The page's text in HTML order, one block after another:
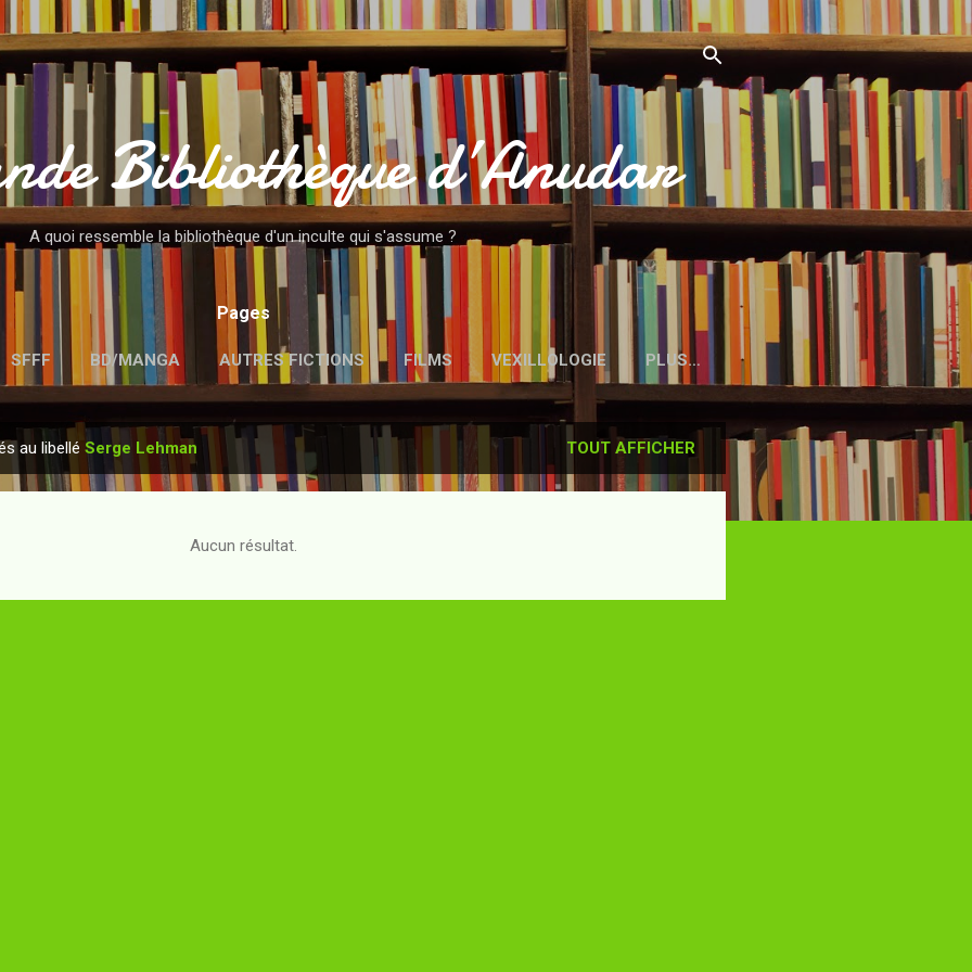
Accéder au contenu principal
Bibliothèque d’Anudar
A quoi ressemble la bibliothèque d'un inculte qui s'assume ?
Pages
SFFF BD/MANGA AUTRES FICTIONS FILMS VEXILLOLOGIE PLUS…
MENTIONS LÉGALES
au libellé Serge Lehman TOUT AFFICHER
Aucun résultat.